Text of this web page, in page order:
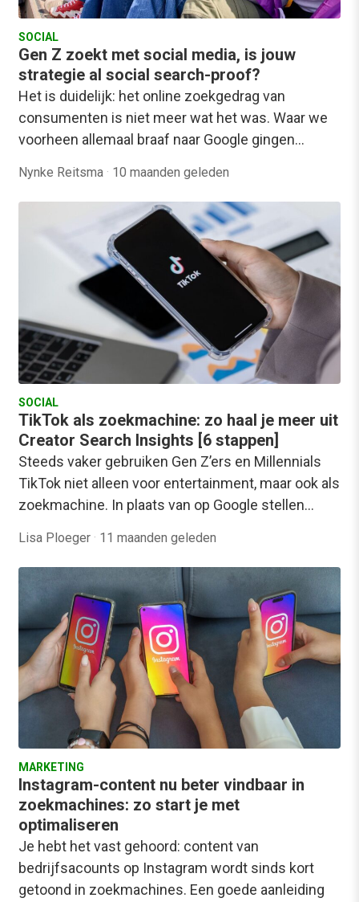
SOCIAL
Gen Z zoekt met social media, is jouw
strategie al social search-proof?
Het is duidelijk: het online zoekgedrag van
consumenten is niet meer wat het was. Waar we
voorheen allemaal braaf naar Google gingen…
Nynke Reitsma · 10 maanden geleden
SOCIAL
TikTok als zoekmachine: zo haal je meer uit
Creator Search Insights [6 stappen]
Steeds vaker gebruiken Gen Z’ers en Millennials
TikTok niet alleen voor entertainment, maar ook als
zoekmachine. In plaats van op Google stellen…
Lisa Ploeger · 11 maanden geleden
MARKETING
Instagram-content nu beter vindbaar in
zoekmachines: zo start je met
optimaliseren
Je hebt het vast gehoord: content van
bedrijfsacounts op Instagram wordt sinds kort
getoond in zoekmachines. Een goede aanleiding